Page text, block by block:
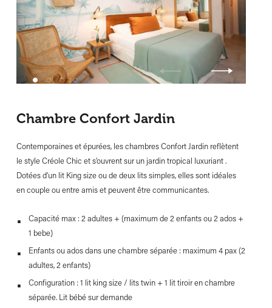
Chambre Confort Jardin
Contemporaines et épurées, les chambres Confort Jardin reflètent
le style Créole Chic et s’ouvrent sur un jardin tropical luxuriant .
Dotées d’un lit King size ou de deux lits simples, elles sont idéales
en couple ou entre amis et peuvent être communicantes.
Capacité max : 2 adultes + (maximum de 2 enfants ou 2 ados +
1 bebe)
Enfants ou ados dans une chambre séparée : maximum 4 pax (2
adultes, 2 enfants)
Configuration : 1 lit king size / lits twin + 1 lit tiroir en chambre
séparée. Lit bébé sur demande